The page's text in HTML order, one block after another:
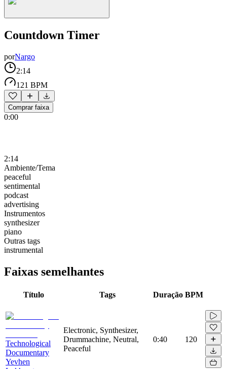
Countdown Timer
porNargo
2:14
121 BPM
Comprar faixa
0:00
2:14
Ambiente/Tema
peaceful
sentimental
podcast
advertising
Instrumentos
synthesizer
piano
Outras tags
instrumental
Faixas semelhantes
Título Tags Duração BPM
Technological
Documentary
Yevhen
Electronic, Synthesizer,
Drummachine, Neutral,
Peaceful
0:40 120